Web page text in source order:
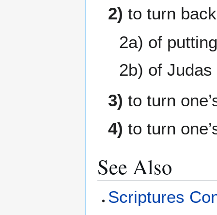
2) to turn
2a) of
2b) of
3) to turn
4) to turn
See Also
Scriptures